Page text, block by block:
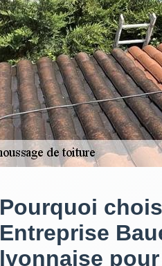
Pourquoi
Entreprise
lyonnaise